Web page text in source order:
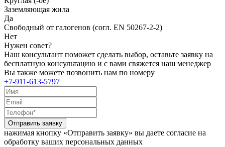
Заземляющая жила
Да
Свободный от галогенов (согл. EN 50267-2-2)
Нет
Нужен совет?
Наш консультант поможет сделать выбор, оставьте заявку на
бесплатную консультацию и с вами свяжется наш менеджер
Вы также можете позвонить нам по номеру
+7-911-613-5797
Отправить заявку
нажимая кнопку «Отправить заявку» вы даете согласие на
обработку ваших персональных данных